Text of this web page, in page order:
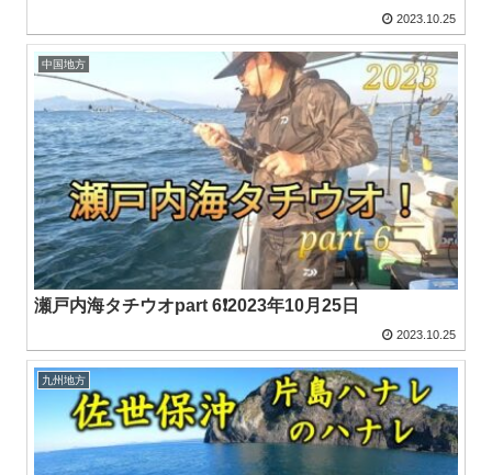
2023.10.25
中国地方
瀬戸内海タチウオpart 6❗2023年10月25日
2023.10.25
九州地方